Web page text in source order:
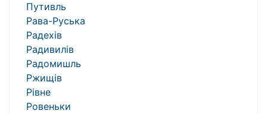
Путивль
Рава-Руська
Радехів
Радивилів
Радомишль
Ржищів
Рівне
Ровеньки